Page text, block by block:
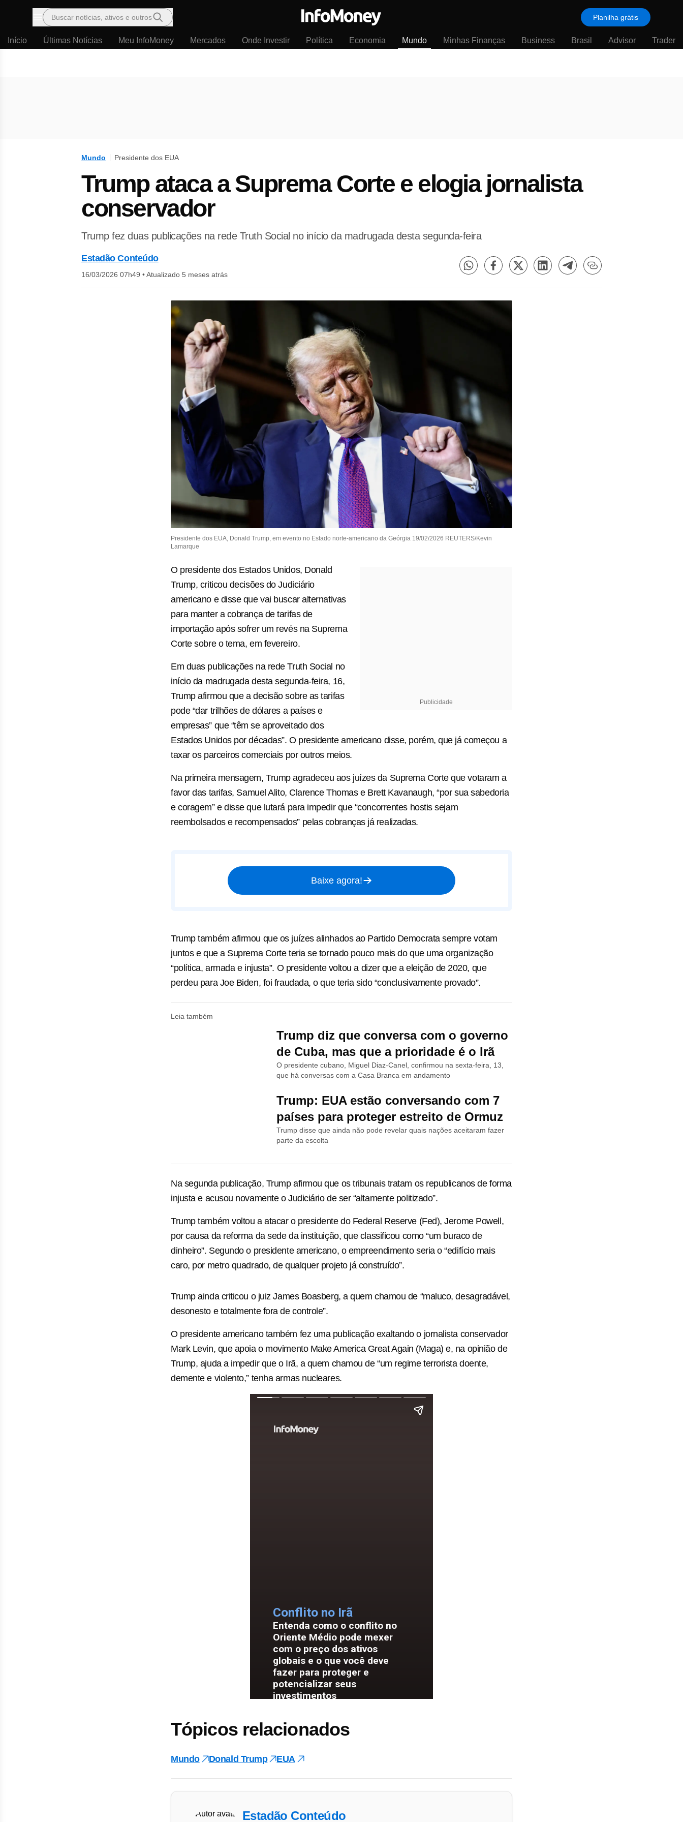
Menu
Buscar notícias, ativos e outros Planilha grátis
Início Últimas Notícias Meu InfoMoney Mercados Onde Investir Política Economia Mundo Minhas Finanças Business Brasil Advisor Trader
Mundo Presidente dos EUA
Trump ataca a Suprema Corte e elogia jornalista
conservador
Trump fez duas publicações na rede Truth Social no início da madrugada desta segunda-feira
Estadão Conteúdo
16/03/2026 07h49 •Atualizado 5 meses atrás
Presidente dos EUA, Donald Trump, em evento no Estado norte-americano da Geórgia 19/02/2026 REUTERS/Kevin
Lamarque
Publicidade
O presidente dos Estados Unidos, Donald
Trump, criticou decisões do Judiciário
americano e disse que vai buscar alternativas
para manter a cobrança de tarifas de
importação após sofrer um revés na Suprema
Corte sobre o tema, em fevereiro.
Em duas publicações na rede Truth Social no
início da madrugada desta segunda-feira, 16,
Trump afirmou que a decisão sobre as tarifas
pode “dar trilhões de dólares a países e
empresas” que “têm se aproveitado dos
Estados Unidos por décadas”. O presidente americano disse, porém, que já começou a
taxar os parceiros comerciais por outros meios.
Na primeira mensagem, Trump agradeceu aos juízes da Suprema Corte que votaram a
favor das tarifas, Samuel Alito, Clarence Thomas e Brett Kavanaugh, “por sua sabedoria
e coragem” e disse que lutará para impedir que “concorrentes hostis sejam
reembolsados e recompensados” pelas cobranças já realizadas.
Baixe agora!
Trump também afirmou que os juízes alinhados ao Partido Democrata sempre votam
juntos e que a Suprema Corte teria se tornado pouco mais do que uma organização
“política, armada e injusta”. O presidente voltou a dizer que a eleição de 2020, que
perdeu para Joe Biden, foi fraudada, o que teria sido “conclusivamente provado”.
Leia também
Trump diz que conversa com o governo
de Cuba, mas que a prioridade é o Irã
O presidente cubano, Miguel Diaz-Canel, confirmou na sexta-feira, 13,
que há conversas com a Casa Branca em andamento
Trump: EUA estão conversando com 7
países para proteger estreito de Ormuz
Trump disse que ainda não pode revelar quais nações aceitaram fazer
parte da escolta
Na segunda publicação, Trump afirmou que os tribunais tratam os republicanos de forma
injusta e acusou novamente o Judiciário de ser “altamente politizado”.
Trump também voltou a atacar o presidente do Federal Reserve (Fed), Jerome Powell,
por causa da reforma da sede da instituição, que classificou como “um buraco de
dinheiro”. Segundo o presidente americano, o empreendimento seria o “edifício mais
caro, por metro quadrado, de qualquer projeto já construído”.
Trump ainda criticou o juiz James Boasberg, a quem chamou de “maluco, desagradável,
desonesto e totalmente fora de controle”.
O presidente americano também fez uma publicação exaltando o jornalista conservador
Mark Levin, que apoia o movimento Make America Great Again (Maga) e, na opinião de
Trump, ajuda a impedir que o Irã, a quem chamou de “um regime terrorista doente,
demente e violento,” tenha armas nucleares.
Tópicos relacionados
Mundo Donald Trump EUA
Estadão Conteúdo